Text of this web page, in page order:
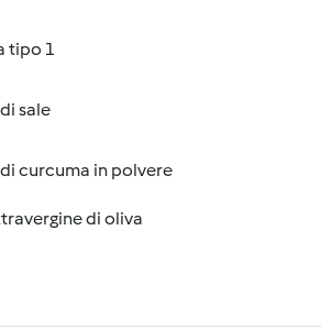
tipo 1
sale
curcuma in polvere
di oliva